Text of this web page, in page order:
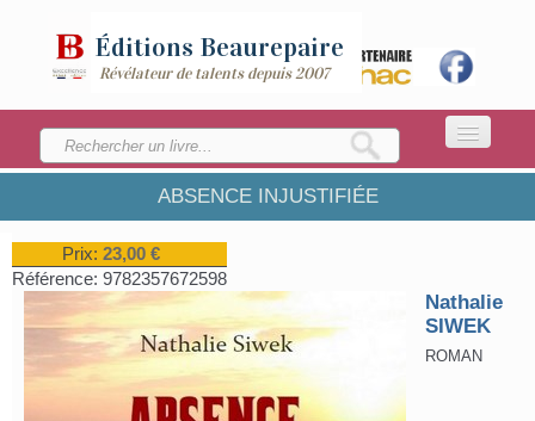
Éditions Beaurepaire
Révélateur de talents depuis 2007
LA MAISON
CATALOGUE
ENVOYEZ VOTRE MANUSCRIT
ABSENCE INJUSTIFIÉE
Prix: 23,00 €
Référence: 9782357672598
Nathalie
SIWEK
ROMAN